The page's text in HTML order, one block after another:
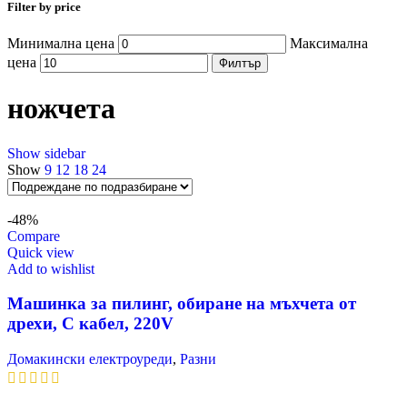
Filter by price
Минимална цена
Максимална
цена
Филтър
ножчета
Show sidebar
Show 9 12 18 24
-48%
Compare
Quick view
Add to wishlist
Машинка за пилинг, обиране на мъхчета от
дрехи, С кабел, 220V
Домакински електроуреди, Разни